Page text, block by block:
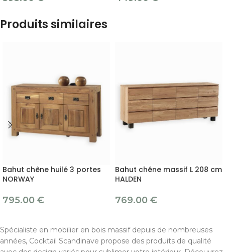
Produits similaires
Bahut chêne huilé 3 portes
NORWAY
795.00 €
Bahut chêne massif L 208 cm
HALDEN
769.00 €
Spécialiste en mobilier en bois massif depuis de nombreuses
années, Cocktail Scandinave propose des produits de qualité